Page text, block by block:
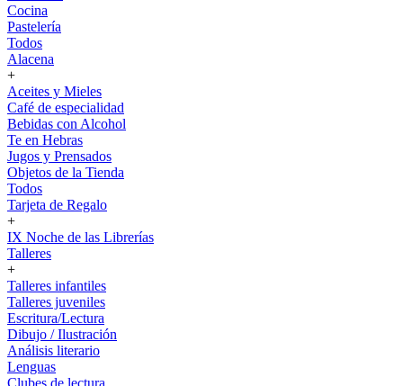
Cocina
Pastelería
Todos
Alacena
+
Aceites y Mieles
Café de especialidad
Bebidas con Alcohol
Te en Hebras
Jugos y Prensados
Objetos de la Tienda
Todos
Tarjeta de Regalo
+
IX Noche de las Librerías
Talleres
+
Talleres infantiles
Talleres juveniles
Escritura/Lectura
Dibujo / Ilustración
Análisis literario
Lenguas
Clubes de lectura